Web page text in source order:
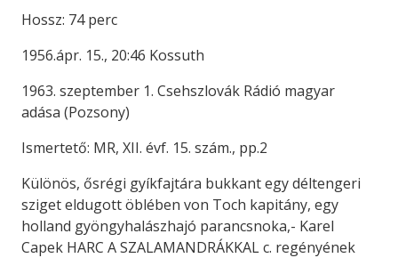
Hossz: 74 perc
1956.ápr. 15., 20:46 Kossuth
1963. szeptember 1. Csehszlovák Rádió magyar
adása (Pozsony)
Ismertető: MR, XII. évf. 15. szám., pp.2
Különös, ősrégi gyíkfajtára bukkant egy déltengeri
sziget eldugott öblében von Toch kapitány, egy
holland gyöngyhalászhajó parancsnoka,- Karel
Capek HARC A SZALAMANDRÁKKAL c. regényének